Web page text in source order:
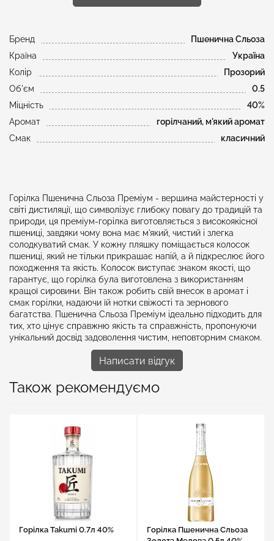
Бренд
Пшенична Сльоза
Країна
Україна
Колір
Прозорий
Об'єм
0.5
Міцність
40%
Аромат
горілчаний, м'який аромат
Смак
класичний
Горілка Пшенична Сльоза Преміум - вершина майстерності у
світі дистиляції, що символізує глибоку повагу до традицій та
природи, ця преміум-горілка виготовляється з високоякісної
пшениці, завдяки чому вона має м'який, чистий і злегка
солодкуватий смак. У кожну пляшку поміщається колосок
пшениці, який не тільки прикрашає напій, а й підкреслює його
походження та якість. Колосок виступає знаком якості, що
гарантує, що горілка була виготовлена з використанням
кращої сировини. Він також робить свій внесок в аромат і
смак горілки, надаючи їй нотки свіжості та зернового
багатства. Пшенична Сльоза Преміум ідеально підходить для
тих, хто цінує справжню якість та справжність, пропонуючи
унікальний досвід задоволення чистим, неповторним смаком.
Написати відгук
Також рекомендуємо
Горілка Takumi 0.7л 40%
Горілка Пшенична Сльоза